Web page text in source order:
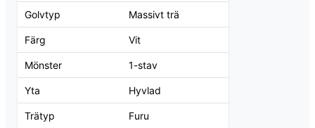
Golvtyp Massivt trä
Färg Vit
Mönster 1-stav
Yta Hyvlad
Trätyp Furu